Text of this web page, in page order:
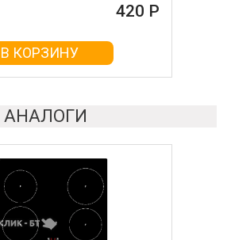
420 Р
В КОРЗИНУ
В КОРЗИНУ
АНАЛОГИ